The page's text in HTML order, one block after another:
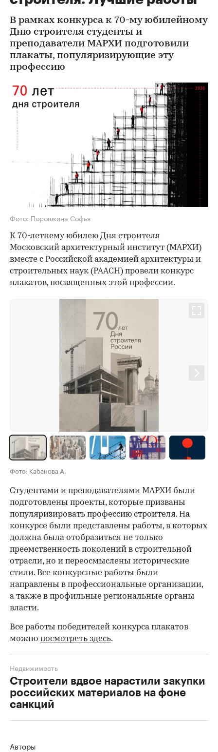
В рамках конкурса к 70-му юбилейному
Дню строителя студенты и
преподаватели МАРХИ подготовили
плакаты, популяризирующие эту
профессию
Фото: Порошкина Софья
К 70-летнему юбилею Дня строителя
Московский архитектурный институт (МАРХИ)
вместе с Российской академией архитектуры и
строительных наук (РААСН) провели конкурс
плакатов, посвященных этой профессии.
Фото: Кабанова А.
Студентами и преподавателями МАРХИ были
подготовлены проекты, которые призваны
популяризировать профессию строителя. На
конкурсе были представлены работы, в которых
должна была отобразиться не только
преемственность поколений в строительной
отрасли, но и переосмыслены исторические
стили. Все конкурсные работы были
направлены в профессиональные организации,
а также в профильные региональные органы
власти.
00:00 / 00:00
Все работы победителей конкурса плакатов
можно посмотреть здесь.
Строители вдвое нарастили закупки
российских материалов на фоне
санкций
Недвижимость
Авторы